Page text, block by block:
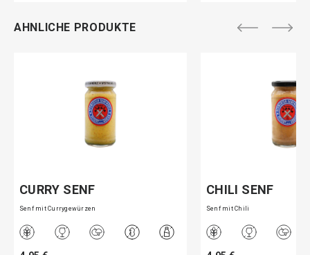
AHNLICHE PRODUKTE
CURRY SENF
Senf mit Currygewürzen
CHILI SENF
Senf mit Chili